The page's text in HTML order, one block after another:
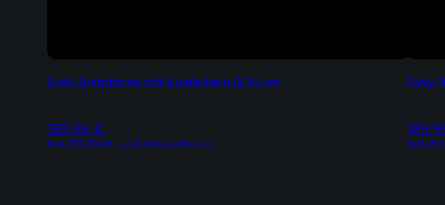
5-ply Bratpfanne mit Kupferkern Ø 24 cm
159,95 €
Inkl. 19% MwSt | zzgl. Versandkosten
5-ply
Inkl.